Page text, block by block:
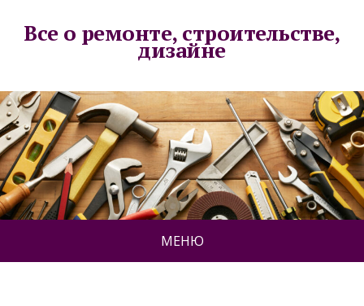
Все о ремонте, строительстве,
дизайне
МЕНЮ